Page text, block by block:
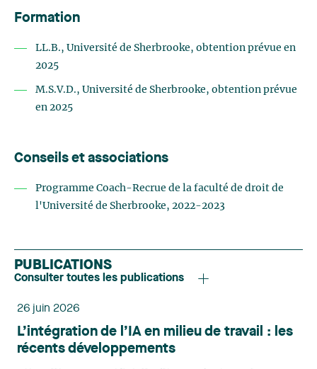
Formation
LL.B., Université de Sherbrooke, obtention prévue en
2025
M.S.V.D., Université de Sherbrooke, obtention prévue
en 2025
Conseils et associations
Programme Coach-Recrue de la faculté de droit de
l'Université de Sherbrooke, 2022-2023
PUBLICATIONS
Consulter toutes les publications
26 juin 2026
L’intégration de l’IA en milieu de travail : les
récents développements